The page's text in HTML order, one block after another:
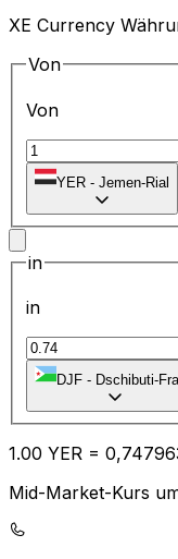
XE Currency
Von
Von
YER - Jemen-Rial
in
in
DJF - Dschibuti-
1.00 YER = 0,
Mid-Market-Kurs